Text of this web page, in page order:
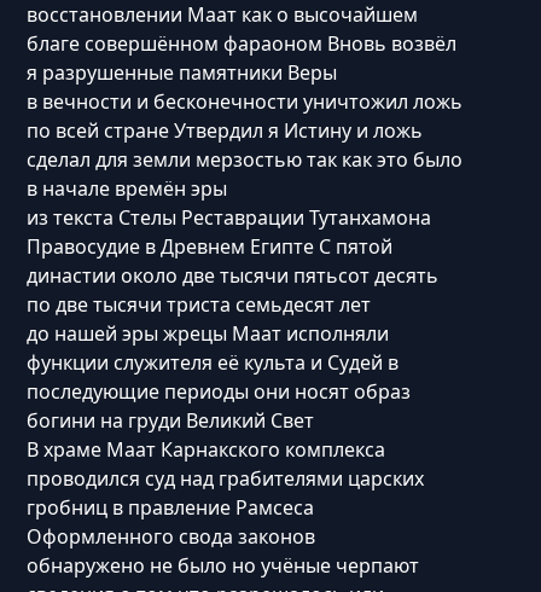
восстановлении Маат как о высочайшем
благе совершённом фараоном Вновь возвёл
я разрушенные памятники Веры
в вечности и бесконечности уничтожил ложь
по всей стране Утвердил я Истину и ложь
сделал для земли мерзостью так как это было
в начале времён эры
из текста Стелы Реставрации Тутанхамона
Правосудие в Древнем Египте С пятой
династии около две тысячи пятьсот десять
по две тысячи триста семьдесят лет
до нашей эры жрецы Маат исполняли
функции служителя её культа и Судей в
последующие периоды они носят образ
богини на груди Великий Свет
В храме Маат Карнакского комплекса
проводился суд над грабителями царских
гробниц в правление Рамсеса
Оформленного свода законов
обнаружено не было но учёные черпают